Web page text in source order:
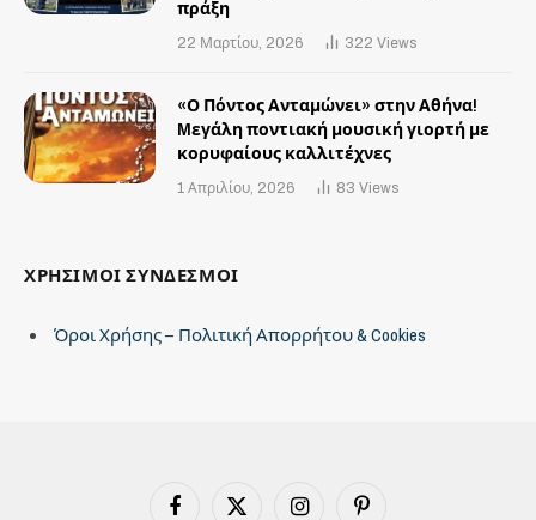
πράξη
22 Μαρτίου, 2026 322 Views
«Ο Πόντος Ανταμώνει» στην Αθήνα!
Mεγάλη ποντιακή μουσική γιορτή με
κορυφαίους καλλιτέχνες
1 Απριλίου, 2026 83 Views
ΧΡΗΣΙΜΟΙ ΣΥΝΔΕΣΜΟΙ
Όροι Χρήσης – Πολιτική Απορρήτου & Cookies